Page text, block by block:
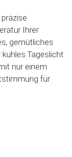
Ihrer
gemütliches
Tageslicht
nur einem
für